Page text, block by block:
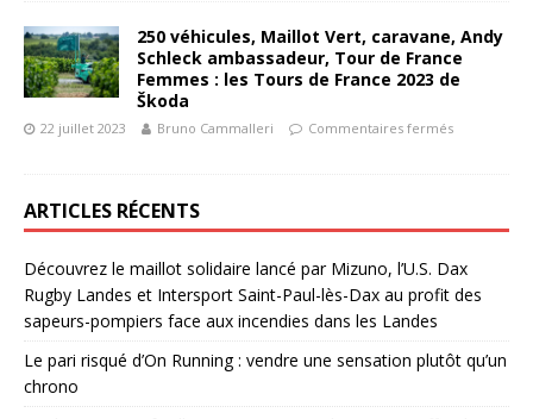
250 véhicules, Maillot Vert, caravane, Andy
Schleck ambassadeur, Tour de France
Femmes : les Tours de France 2023 de
Škoda
22 juillet 2023 Bruno Cammalleri Commentaires fermés
ARTICLES RÉCENTS
Découvrez le maillot solidaire lancé par Mizuno, l’U.S. Dax
Rugby Landes et Intersport Saint-Paul-lès-Dax au profit des
sapeurs-pompiers face aux incendies dans les Landes
Le pari risqué d’On Running : vendre une sensation plutôt qu’un
chrono